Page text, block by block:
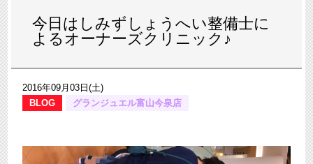
今日はしみずしょうへい整備士に
よるオーナーズクリニック♪
2016年09月03日(土)
BLOG
グランジュエル富山今泉店